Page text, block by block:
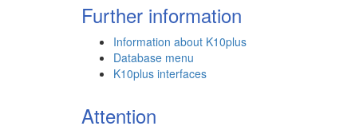
Further information
Information about K10plus
Database menu
K10plus interfaces
Attention